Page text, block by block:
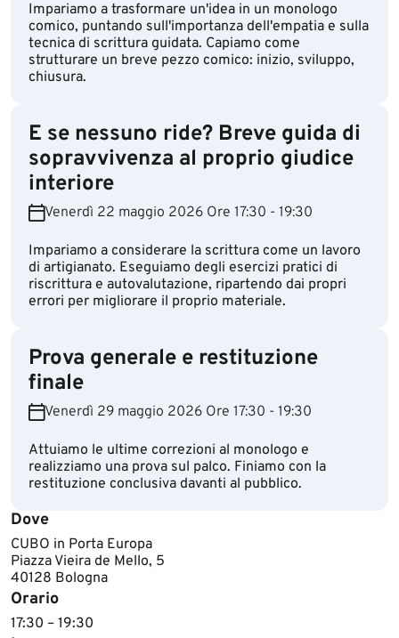
Impariamo a trasformare un'idea in un monologo
comico, puntando sull'importanza dell'empatia e sulla
tecnica di scrittura guidata. Capiamo come
strutturare un breve pezzo comico: inizio, sviluppo,
chiusura.
E se nessuno ride? Breve guida di
sopravvivenza al proprio giudice
interiore
Venerdì 22 maggio 2026 Ore 17:30 - 19:30
Impariamo a considerare la scrittura come un lavoro
di artigianato. Eseguiamo degli esercizi pratici di
riscrittura e autovalutazione, ripartendo dai propri
errori per migliorare il proprio materiale.
Prova generale e restituzione
finale
Venerdì 29 maggio 2026 Ore 17:30 - 19:30
Attuiamo le ultime correzioni al monologo e
realizziamo una prova sul palco. Finiamo con la
restituzione conclusiva davanti al pubblico.
Dove
CUBO in Porta Europa
Piazza Vieira de Mello, 5
40128 Bologna
Orario
17:30 – 19:30